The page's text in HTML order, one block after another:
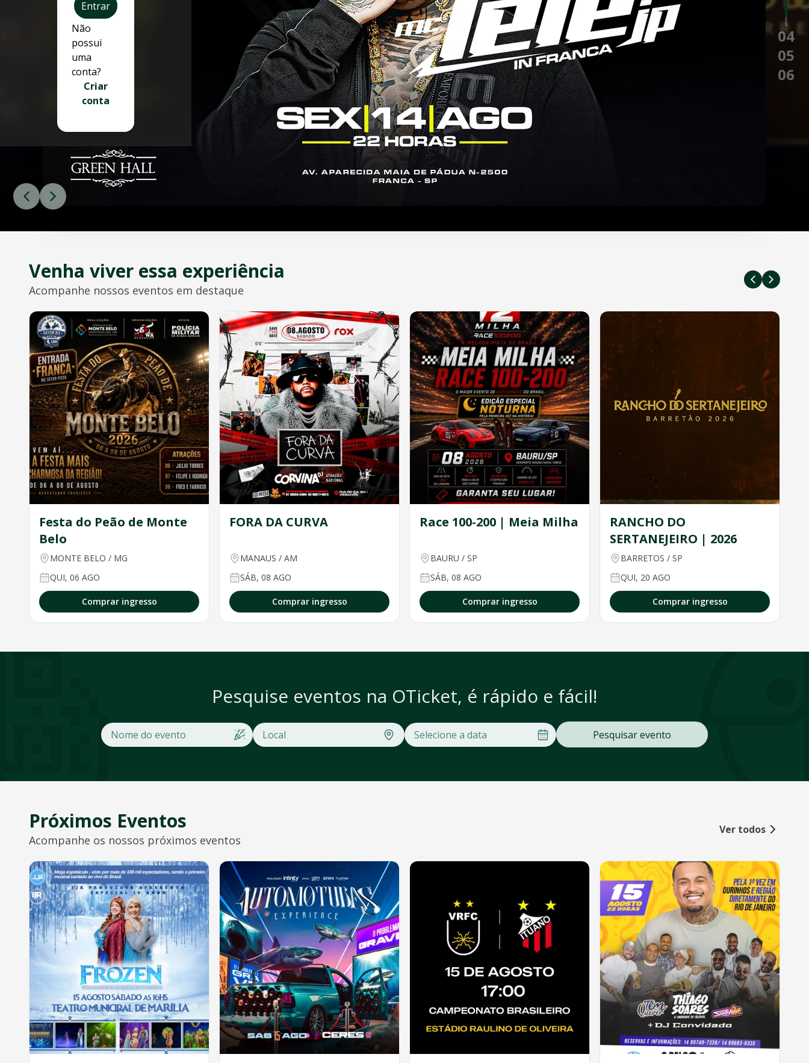
Entrar
Não
possui
uma
conta?
Criar
conta
WhatsApp: (16) 97602-4592
Horário de Atendimento: Segunda a Sexta - 09h às 18h | Sábado - 09h às 13h
05
06
Venha viver essa experiência
Acompanhe nossos eventos em destaque
Festa do Peão de Monte
Belo
MONTE BELO / MG
QUI, 06 AGO
Comprar ingresso
FORA DA CURVA
MANAUS / AM
SÁB, 08 AGO
Comprar ingresso
Race 100-200 | Meia Milha
BAURU / SP
SÁB, 08 AGO
Comprar ingresso
RANCHO DO
SERTANEJEIRO | 2026
BARRETOS / SP
QUI, 20 AGO
Comprar ingresso
Pesquise eventos na OTicket, é rápido e fácil!
Pesquisar evento
Próximos Eventos
Acompanhe os nossos próximos eventos
Ver todos